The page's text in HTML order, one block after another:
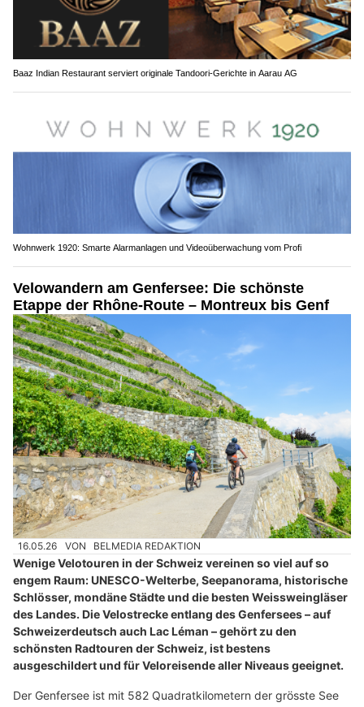
Baaz Indian Restaurant serviert originale Tandoori-Gerichte in Aarau AG
Wohnwerk 1920: Smarte Alarmanlagen und Videoüberwachung vom Profi
Velowandern am Genfersee: Die schönste
Etappe der Rhône-Route – Montreux bis Genf
16.05.26 VON BELMEDIA REDAKTION
Wenige Velotouren in der Schweiz vereinen so viel auf so
engem Raum: UNESCO-Welterbe, Seepanorama, historische
Schlösser, mondäne Städte und die besten Weissweingläser
des Landes. Die Velostrecke entlang des Genfersees – auf
Schweizerdeutsch auch Lac Léman – gehört zu den
schönsten Radtouren der Schweiz, ist bestens
ausgeschildert und für Veloreisende aller Niveaus geeignet.
Der Genfersee ist mit 582 Quadratkilometern der grösste See